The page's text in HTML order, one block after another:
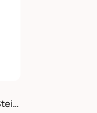
Nohr Schüssel, Braun, Steingut